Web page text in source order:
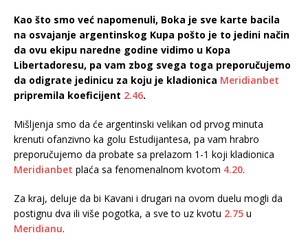
Kao što smo već napomenuli, Boka je sve karte bacila
na osvajanje argentinskog Kupa pošto je to jedini način
da ovu ekipu naredne godine vidimo u Kopa
Libertadoresu, pa vam zbog svega toga preporučujemo
da odigrate jedinicu za koju je kladionica Meridianbet
pripremila koeficijent 2.46.
Mišljenja smo da će argentinski velikan od prvog minuta
krenuti ofanzivno ka golu Estudijantesa, pa vam hrabro
preporučujemo da probate sa prelazom 1-1 koji kladionica
Meridianbet plaća sa fenomenalnom kvotom 4.20.
Za kraj, deluje da bi Kavani i drugari na ovom duelu mogli da
postignu dva ili više pogotka, a sve to uz kvotu 2.75 u
Meridianu.